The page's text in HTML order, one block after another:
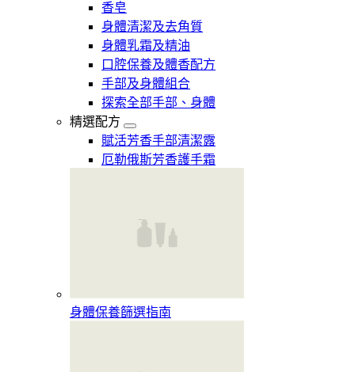
香皂
身體清潔及去角質
身體乳霜及精油
口腔保養及體香配方
手部及身體組合
探索全部手部、身體
精選配方
賦活芳香手部清潔露
厄勒俄斯芳香護手霜
身體保養篩選指南